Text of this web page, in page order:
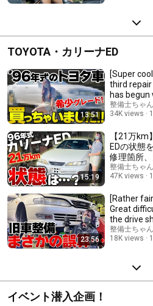
TOYOTA・カリーナED
13:51
[Super
third
has begun
model "th...
整備士ちゃ
34K views
15:19
【21万
EDの状態
修理箇所
レッシュ企
CARINA
整備士ちゃ
47K views
23:56
[Rather
Great
the drive
strut]
整備士ちゃ
18K views
イベント潜入企画！